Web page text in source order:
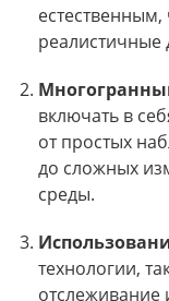
реалистичные
включать в
от простых
до сложных
среды.
технологии,